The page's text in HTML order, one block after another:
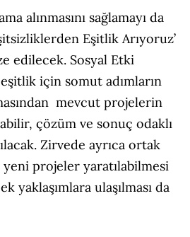
alınmasını sağlamayı da
Eşitlik Arıyoruz’
edilecek. Sosyal Etki
eşitlik için somut adımların
mevcut projelerin
çözüm ve sonuç odaklı
Zirvede ayrıca ortak
projeler yaratılabilmesi
yaklaşımlara ulaşılması da